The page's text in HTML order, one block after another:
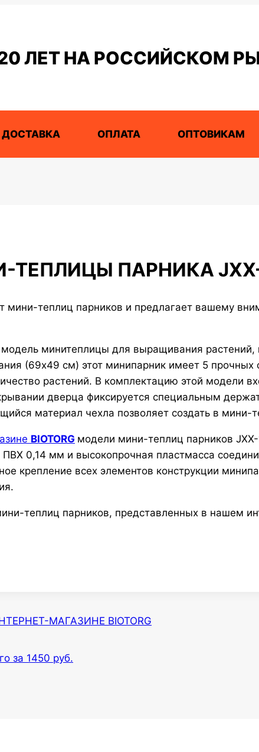
ЛЕТ НА РОССИЙСКОМ
ДОСТАВКА ОПЛАТА ОПТОВИКАМ
ПАРНИКА
мини-теплиц парников и предлагает вашему
минитеплицы для выращивания растений,
(69х49 см) этот минипарник имеет 5
растений. В комплектацию этой модели
дверца фиксируется специальным
материал чехла позволяет создать в мини-
BIOTORG модели мини-теплиц парников
0,14 мм и высокопрочная пластмасса
крепление всех элементов конструкции
теплиц парников, представленных в нашем
МАГАЗИНЕ BIOTORG
за 1450 руб.